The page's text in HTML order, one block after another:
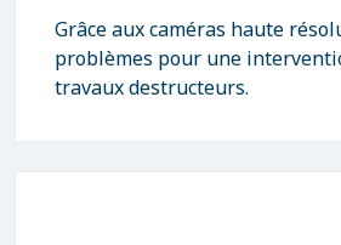
Grâce aux caméras haute
problèmes pour une
travaux destructeurs.